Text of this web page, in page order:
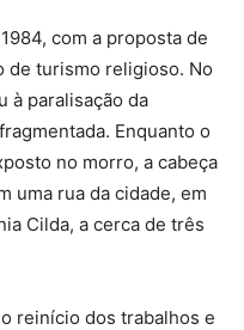
com a proposta de
de turismo religioso. No
à paralisação da
Enquanto o
no morro, a cabeça
uma rua da cidade, em
Cilda, a cerca de três
reinício dos trabalhos e